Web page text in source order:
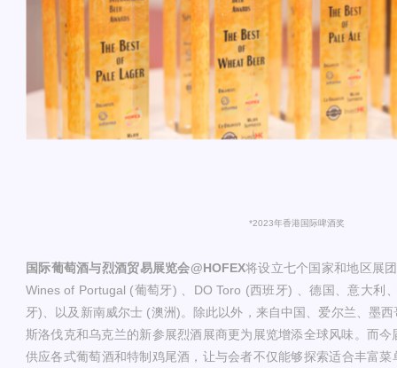
*2023年香港国际啤酒奖
国际葡萄酒与烈酒贸易展览会@HOFEX将设立七个国家和地区展
Wines of Portugal (葡萄牙) 、DO Toro (西班牙) 、德国、意大利
牙)、以及新南威尔士 (澳洲)。除此以外，来自中国、爱尔兰、墨
斯洛伐克和乌克兰的新参展烈酒展商更为展览增添全球风味。而今
供应各式葡萄酒和特制鸡尾酒，让与会者不仅能够探索适合丰富